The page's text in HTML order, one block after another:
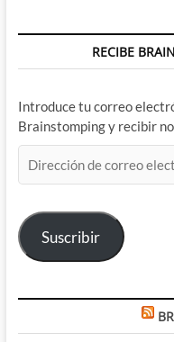
RECIBE
Introduce tu correo
Brainstomping y recibir
de
electrónico
Suscribir